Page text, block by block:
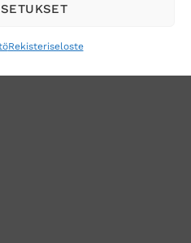
Rekisteriseloste